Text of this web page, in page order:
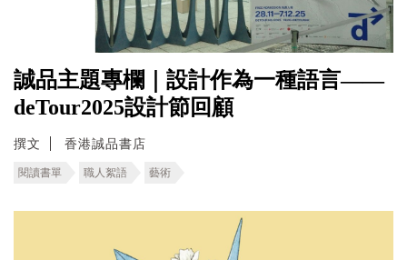
誠品主題專欄｜設計作為一種語言——
deTour2025設計節回顧
撰文 香港誠品書店
閱讀書單 職人絮語 藝術